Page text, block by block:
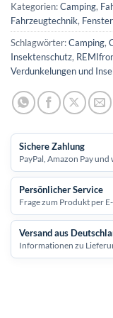
Kategorien:Camping,
Fahrzeugtechnik,
Schlagwörter:Camping,
Insektenschutz,
Verdunkelungen und
Sichere Zahlung
PayPal, Amazon Pay
Persönlicher Service
Frage zum Produkt per
Versand aus
Informationen zu